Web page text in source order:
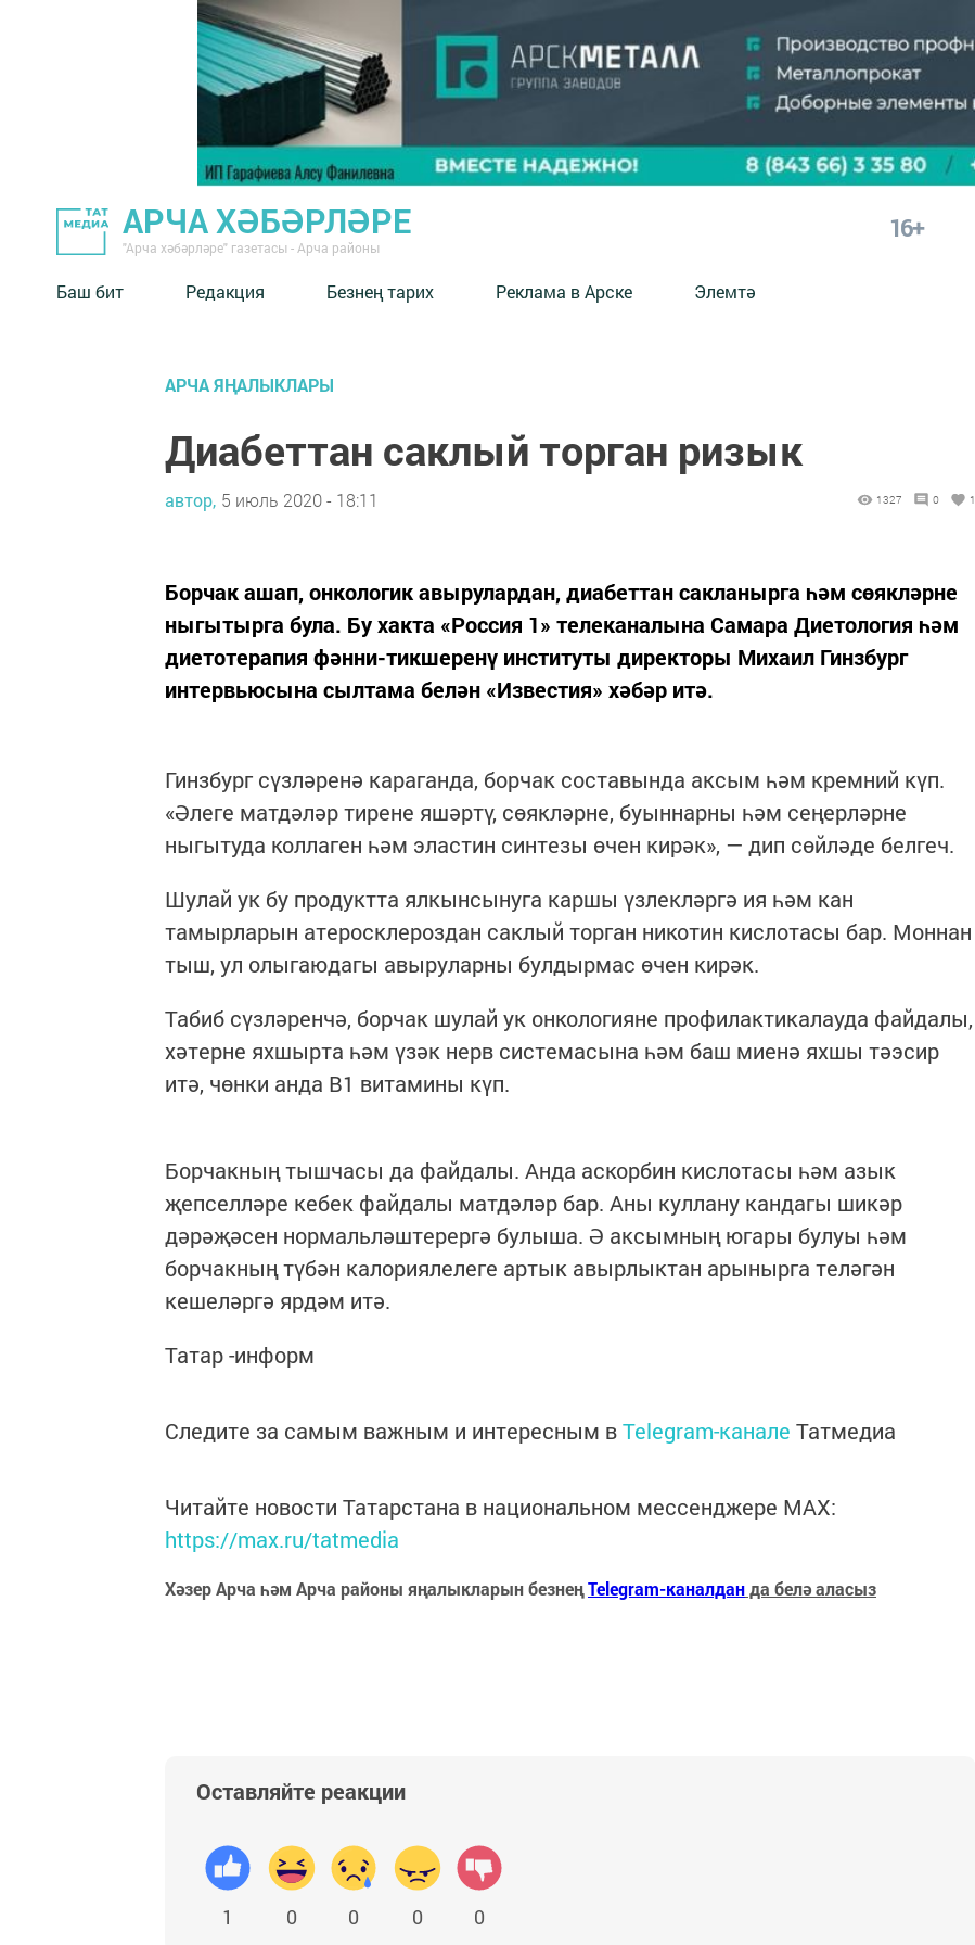
АРЧА ХӘБӘРЛӘРЕ
"Арча хәбәрләре" газетасы - Арча районы
16+
Баш бит Редакция Безнең тарих Реклама в Арске Элемтә
АРЧА ЯҢАЛЫКЛАРЫ
Диабеттан саклый торган ризык
автор, 5 июль 2020 - 18:11 1327 0 1
Борчак ашап, онкологик авырулардан, диабеттан сакланырга һәм сөякләрне
ныгытырга була. Бу хакта «Россия 1» телеканалына Самара Диетология һәм
диетотерапия фәнни-тикшеренү институты директоры Михаил Гинзбург
интервьюсына сылтама белән «Известия» хәбәр итә.
Гинзбург сүзләренә караганда, борчак составында аксым һәм кремний күп.
«Әлеге матдәләр тирене яшәртү, сөякләрне, буыннарны һәм сеңерләрне
ныгытуда коллаген һәм эластин синтезы өчен кирәк», — дип сөйләде белгеч.
Шулай ук бу продуктта ялкынсынуга каршы үзлекләргә ия һәм кан
тамырларын атеросклероздан саклый торган никотин кислотасы бар. Моннан
тыш, ул олыгаюдагы авыруларны булдырмас өчен кирәк.
Табиб сүзләренчә, борчак шулай ук онкологияне профилактикалауда файдалы,
хәтерне яхшырта һәм үзәк нерв системасына һәм баш миенә яхшы тәэсир
итә, чөнки анда В1 витамины күп.
Борчакның тышчасы да файдалы. Анда аскорбин кислотасы һәм азык
җепселләре кебек файдалы матдәләр бар. Аны куллану кандагы шикәр
дәрәҗәсен нормальләштерергә булыша. Ә аксымның югары булуы һәм
борчакның түбән калориялелеге артык авырлыктан арынырга теләгән
кешеләргә ярдәм итә.
Татар -информ
Следите за самым важным и интересным вTelegram-канале Татмедиа
Читайте новости Татарстана в национальном мессенджере MАХ:
https://max.ru/tatmedia
Хәзер Арча һәм Арча районы яңалыкларын безнеңTelegram-каналданда белә аласыз
Оставляйте реакции
1 0 0 0 0